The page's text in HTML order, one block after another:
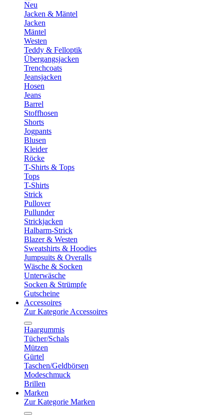
Neu
Jacken & Mäntel
Jacken
Mäntel
Westen
Teddy & Felloptik
Übergangsjacken
Trenchcoats
Jeansjacken
Hosen
Jeans
Barrel
Stoffhosen
Shorts
Jogpants
Blusen
Kleider
Röcke
T-Shirts & Tops
Tops
T-Shirts
Strick
Pullover
Pullunder
Strickjacken
Halbarm-Strick
Blazer & Westen
Sweatshirts & Hoodies
Jumpsuits & Overalls
Wäsche & Socken
Unterwäsche
Socken & Strümpfe
Gutscheine
Accessoires
Zur Kategorie Accessoires
Haargummis
Tücher/Schals
Mützen
Gürtel
Taschen/Geldbörsen
Modeschmuck
Brillen
Marken
Zur Kategorie Marken